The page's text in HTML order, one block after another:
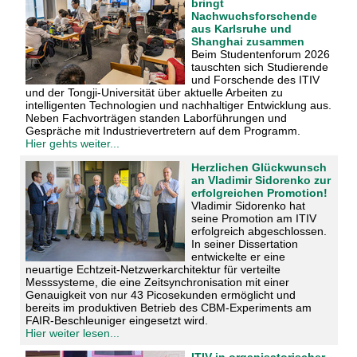
bringt
Nachwuchsforschende
aus Karlsruhe und
Shanghai zusammen
Beim Studentenforum 2026
tauschten sich Studierende
und Forschende des ITIV
und der Tongji-Universität über aktuelle Arbeiten zu
intelligenten Technologien und nachhaltiger Entwicklung aus.
Neben Fachvorträgen standen Laborführungen und
Gespräche mit Industrievertretern auf dem Programm.
Hier gehts weiter...
Herzlichen Glückwunsch
an Vladimir Sidorenko zur
erfolgreichen Promotion!
Vladimir Sidorenko hat
seine Promotion am ITIV
erfolgreich abgeschlossen.
In seiner Dissertation
entwickelte er eine
neuartige Echtzeit-Netzwerkarchitektur für verteilte
Messsysteme, die eine Zeitsynchronisation mit einer
Genauigkeit von nur 43 Picosekunden ermöglicht und
bereits im produktiven Betrieb des CBM-Experiments am
FAIR-Beschleuniger eingesetzt wird.
Hier weiter lesen...